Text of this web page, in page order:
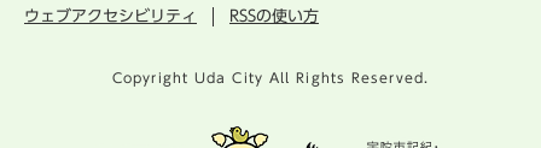
ウェブアクセシビリティ RSSの使い方
Copyright Uda City All Rights Reserved.